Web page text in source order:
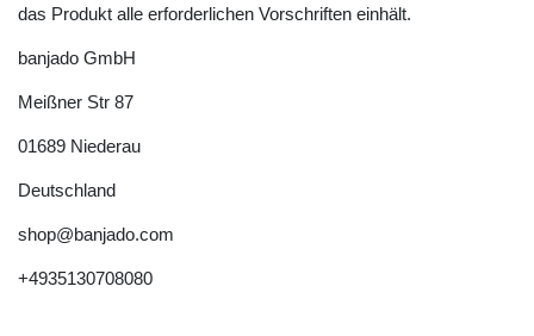
das Produkt alle erforderlichen Vorschriften einhält.
banjado GmbH
Meißner Str 87
01689 Niederau
Deutschland
shop@banjado.com
+4935130708080